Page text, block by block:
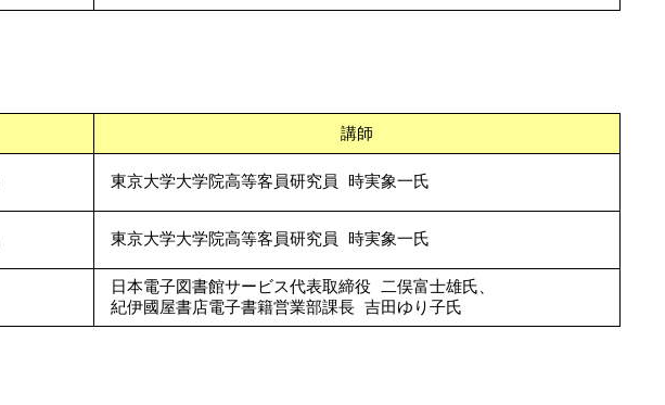
講師
東京大学大学院高等客員研究員 時実象一氏
東京大学大学院高等客員研究員 時実象一氏
日本電子図書館サービス代表取締役 二俣富士雄氏、
紀伊國屋書店電子書籍営業部課長 吉田ゆり子氏